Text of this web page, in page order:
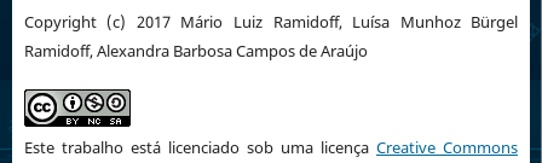
Copyright (c) 2017 Mário Luiz Ramidoff, Luísa Munhoz Bürgel
Ramidoff, Alexandra Barbosa Campos de Araújo
Este trabalho está licenciado sob uma licençaCreative Commons